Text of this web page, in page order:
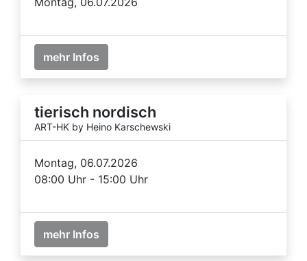
mehr Infos
tierisch nordisch
ART-HK by Heino Karschewski
Montag, 06.07.2026
08:00 Uhr - 15:00 Uhr
mehr Infos